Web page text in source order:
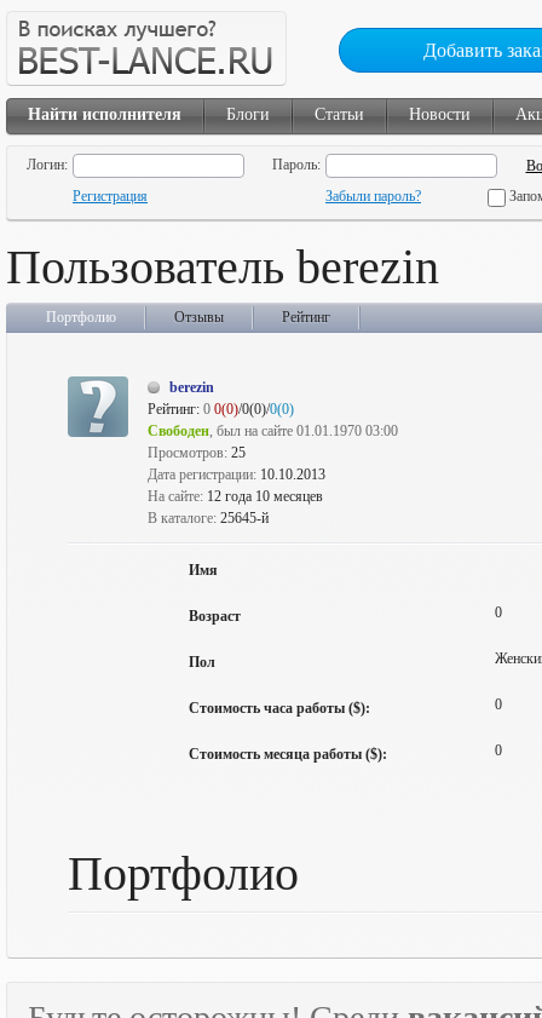
Добавить
Найти исполнителя Блоги Статьи Новости
Логин:
Пароль:
Регистрация
Забыли пароль?
Пользователь berezin
Портфолио Отзывы Рейтинг
berezin
Рейтинг: 0 0(0)/0(0)/0(0)
Свободен, был на сайте 01.01.1970 03:00
Просмотров: 25
Дата регистрации: 10.10.2013
На сайте: 12 года 10 месяцев
В каталоге: 25645-й
Имя
Возраст 0
Пол
Стоимость часа работы ($): 0
Стоимость месяца работы ($): 0
Портфолио